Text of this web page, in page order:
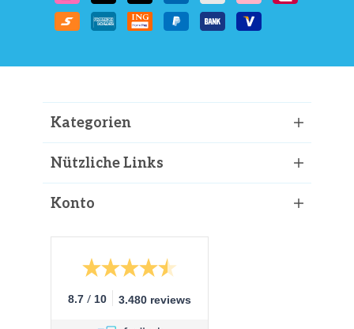
Kategorien
Nützliche Links
Konto
8.7 / 10 3.480 reviews